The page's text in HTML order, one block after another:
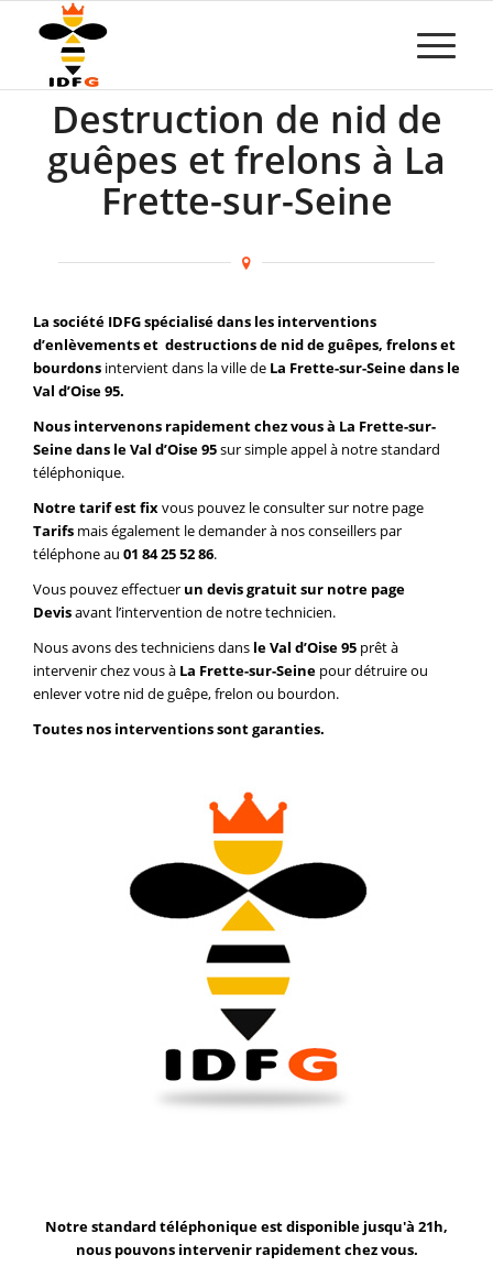
Destruction de nid de
guêpes et frelons à La
Frette-sur-Seine
La société IDFG spécialisé dans les interventions
d’enlèvements et destructions de nid de guêpes, frelons et
bourdons intervient dans la ville de La Frette-sur-Seine dans le
Val d’Oise 95.
Nous intervenons rapidement chez vous à La Frette-sur-
Seine dans le Val d’Oise 95sur simple appel à notre standard
téléphonique.
Notre tarif est fixvous pouvez le consulter sur notre page
Tarifs mais également le demander à nos conseillers par
téléphone au 01 84 25 52 86.
Vous pouvez effectuer un devis gratuit sur notre page
Devisavant l’intervention de notre technicien.
Nous avons des techniciens dans le Val d’Oise 95 prêt à
intervenir chez vous à La Frette-sur-Seine pour détruire ou
enlever votre nid de guêpe, frelon ou bourdon.
Toutes nos interventions sont garanties.
Notre standard téléphonique est disponible jusqu'à 21h,
nous pouvons intervenir rapidement chez vous.